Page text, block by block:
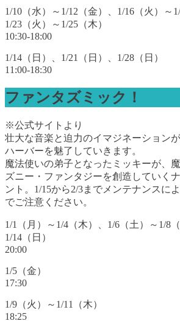
1/10（水）～1/12（金）、1/16（火）～1/
1/23（火）～1/25（木）
10:30-18:00
1/14（日）、1/21（日）、1/28（日）
11:00-18:30
ファンタズミック！
※公式サイトより
壮大な音楽と迫力のイマジネーション
ハーバーを魅了していきます。
魔法使いの弟子となったミッキーが、
ズニー・ファンタジーを創造していく
ント。1/15から2/3までメンテナンスに
でご注意ください。
1/1（月）～1/4（木）、1/6（土）～1/8
1/14（日）
20:00
1/5（金）
17:30
1/9（火）～1/11（木）
18:25